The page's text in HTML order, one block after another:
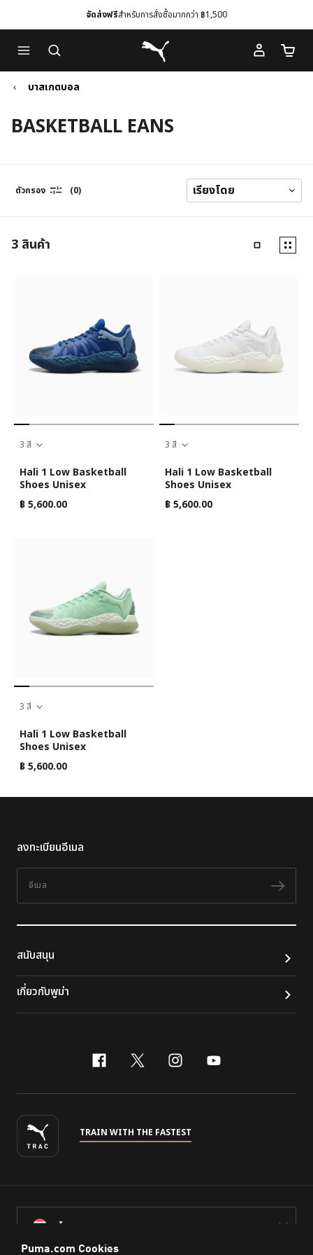
to
Main
content
to
Footer
Content
จัดส่งฟรีสำหรับการสั่งซื้อมากกว่า ฿1,500
Puma โฮม
จำนว
บาสเกตบอล
BASKETBALL EANS
ตัวกรอง (0)
3 สินค้า
3 สี
Hali 1 Low Basketball
Shoes Unisex
฿ 5,600.00
3 สี
Hali 1 Low Basketball
Shoes Unisex
฿ 5,600.00
3 สี
Hali 1 Low Basketball
Shoes Unisex
฿ 5,600.00
ลงทะเบียนอีเมล
ติดต
สนับสนุน
เกี่ยวกับพูม่า
facebook
x-twitter
instagram
youtube
TRAIN WITH THE FASTEST
ไทย